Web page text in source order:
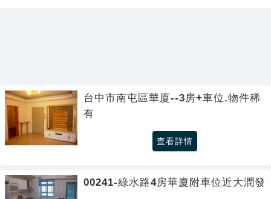
台中市南屯區華廈--3房+車位.物件稀
有
查看詳情
00241-綠水路4房華廈附車位近大潤發